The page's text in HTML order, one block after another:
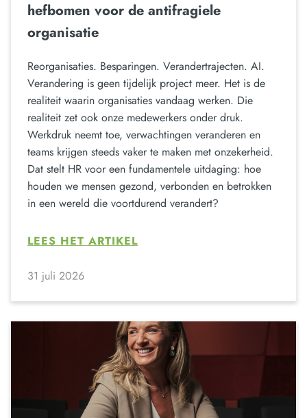
hefbomen voor de antifragiele
organisatie
Reorganisaties. Besparingen. Verandertrajecten. AI.
Verandering is geen tijdelijk project meer. Het is de
realiteit waarin organisaties vandaag werken. Die
realiteit zet ook onze medewerkers onder druk.
Werkdruk neemt toe, verwachtingen veranderen en
teams krijgen steeds vaker te maken met onzekerheid.
Dat stelt HR voor een fundamentele uitdaging: hoe
houden we mensen gezond, verbonden en betrokken
in een wereld die voortdurend verandert?
LEES HET ARTIKEL
31 juli 2026